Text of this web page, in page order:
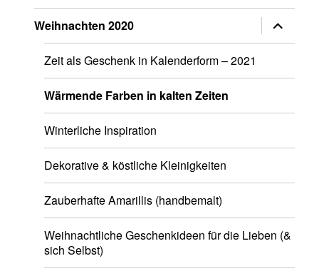
Weihnachten 2020
anzeigen
Zeit als Geschenk in Kalenderform – 2021
Wärmende Farben in kalten Zeiten
Winterliche Inspiration
Dekorative & köstliche Kleinigkeiten
Zauberhafte Amarillis (handbemalt)
Weihnachtliche Geschenkideen für die Lieben (&
sich Selbst)